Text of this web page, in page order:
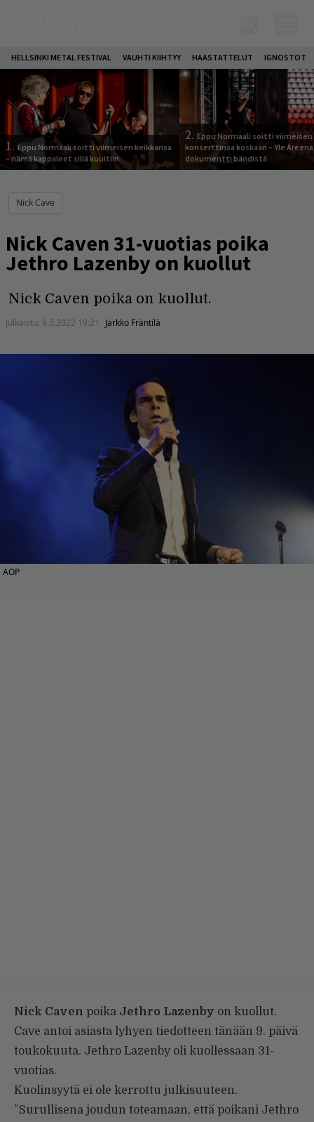
HELLSINKI METAL FESTIVAL VAUHTI KIIHTYY HAASTATTELUT IGNOSTOT
1. Eppu Normaali soitti viimeisen keikkansa
– nämä kappaleet sillä kuultiin
2. Eppu Normaali soitti viimeisen
konserttinsa koskaan – Yle
dokumentti bändistä
Nick Cave
Nick Caven 31-vuotias poika
Jethro Lazenby on kuollut
Nick Caven poika on kuollut.
Julkaistu: 9.5.2022 19:21 Jarkko Fräntilä
AOP
Nick Caven poika Jethro Lazenby on kuollut.
Cave antoi asiasta lyhyen tiedotteen tänään 9. päivä
toukokuuta. Jethro Lazenby oli kuollessaan 31-
vuotias.
Kuolinsyytä ei ole kerrottu julkisuuteen.
”Surullisena joudun toteamaan, että poikani Jethro